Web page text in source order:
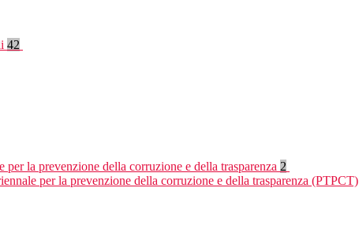
42
per la prevenzione della corruzione e della trasparenza 2
per la prevenzione della corruzione e della trasparenza (PTPCT)